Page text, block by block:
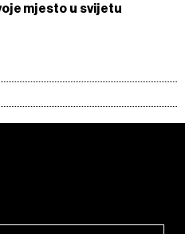
mjesto u svijetu